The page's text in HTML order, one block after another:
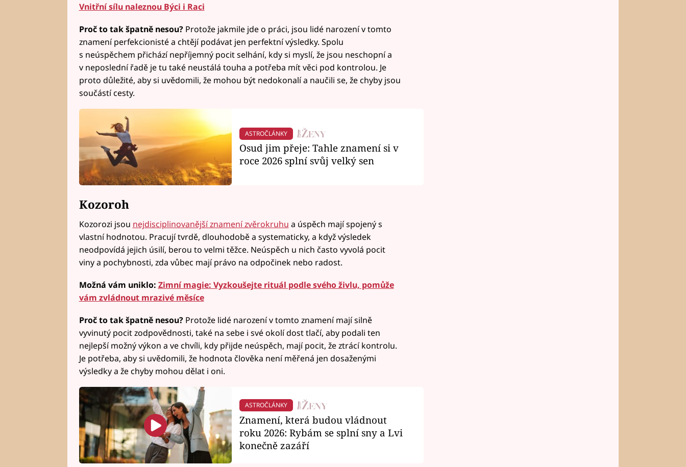
Vnitřní sílu naleznou Býci i Raci
Proč to tak špatně nesou? Protože jakmile jde o práci, jsou lidé narození v tomto
znamení perfekcionisté a chtějí podávat jen perfektní výsledky. Spolu
s neúspěchem přichází nepříjemný pocit selhání, kdy si myslí, že jsou neschopní a
v neposlední řadě je tu také neustálá touha a potřeba mít věci pod kontrolou. Je
proto důležité, aby si uvědomili, že mohou být nedokonalí a naučili se, že chyby jsou
součástí cesty.
ASTROČLÁNKY
Osud jim přeje: Tahle znamení si v
roce 2026 splní svůj velký sen
Kozoroh
Kozorozi jsou nejdisciplinovanější znamení zvěrokruhu a úspěch mají spojený s
vlastní hodnotou. Pracují tvrdě, dlouhodobě a systematicky, a když výsledek
neodpovídá jejich úsilí, berou to velmi těžce. Neúspěch u nich často vyvolá pocit
viny a pochybnosti, zda vůbec mají právo na odpočinek nebo radost.
Možná vám uniklo: Zimní magie: Vyzkoušejte rituál podle svého živlu, pomůže
vám zvládnout mrazivé měsíce
Proč to tak špatně nesou?Protože lidé narození v tomto znamení mají silně
vyvinutý pocit zodpovědnosti, také na sebe i své okolí dost tlačí, aby podali ten
nejlepší možný výkon a ve chvíli, kdy přijde neúspěch, mají pocit, že ztrácí kontrolu.
Je potřeba, aby si uvědomili, že hodnota člověka není měřená jen dosaženými
výsledky a že chyby mohou dělat i oni.
ASTROČLÁNKY
Znamení, která budou vládnout
roku 2026: Rybám se splní sny a Lvi
konečně zazáří